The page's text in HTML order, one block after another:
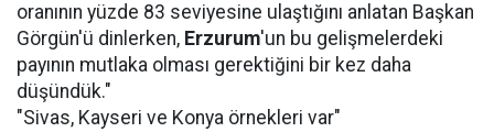
oranının yüzde 83 seviyesine ulaştığını anlatan Başkan
Görgün'ü dinlerken, Erzurum'un bu gelişmelerdeki
payının mutlaka olması gerektiğini bir kez daha
düşündük."
"Sivas, Kayseri ve Konya örnekleri var"